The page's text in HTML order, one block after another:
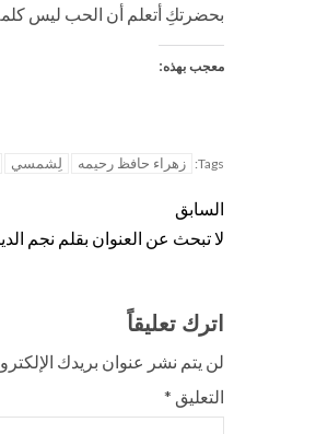
بحضرتكِ أتعلم أن الحب ليس
معجب بهذه:
Tags: زهراء حافظ رحيمه لِشمسي
السابق
لا تبحث عن العنوان بقلم نجم
اترك تعليقاً
لن يتم نشر عنوان بريدك
التعليق *